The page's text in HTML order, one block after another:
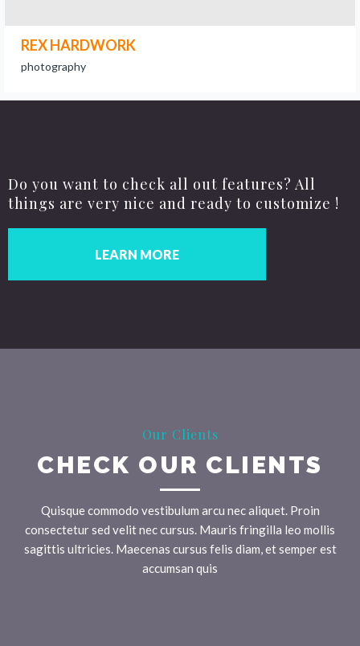
REX HARDWORK
photography
Do you want to check all out features? All
things are very nice and ready to customize !
LEARN MORE
Our Clients
CHECK OUR CLIENTS
Quisque commodo vestibulum arcu nec aliquet. Proin
consectetur sed velit nec cursus. Mauris fringilla leo mollis
sagittis ultricies. Maecenas cursus felis diam, et semper est
accumsan quis